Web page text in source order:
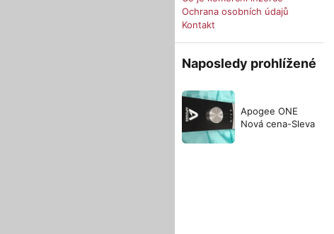
Ochrana osobních údajů
Kontakt
Naposledy prohlížené
Apogee ONE
Nová cena-Sleva